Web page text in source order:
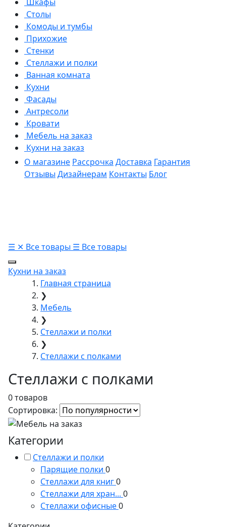
Столы
Комоды и тумбы
Прихожие
Стенки
Стеллажи и полки
Ванная комната
Кухни
Фасады
Антресоли
Кровати
Мебель на заказ
Кухни на заказ
О магазине Рассрочка Доставка Гарантия
Отзывы Дизайнерам Контакты Блог
☰ ✕ Все товары ☰ Все товары
Кухни на заказ
Главная страница
❯
Мебель
❯
Стеллажи и полки
❯
Стеллажи с полками
Стеллажи с полками
0 товаров
Сортировка:
Категории
Стеллажи и полки
Парящие полки 0
Стеллажи для книг0
Стеллажи для хран... 0
Стеллажи офисные0